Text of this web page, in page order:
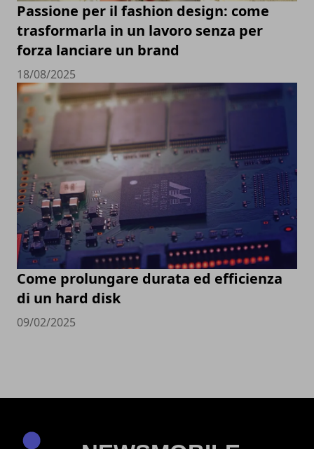
Passione per il fashion design: come
trasformarla in un lavoro senza per
forza lanciare un brand
18/08/2025
Come prolungare durata ed efficienza
di un hard disk
09/02/2025